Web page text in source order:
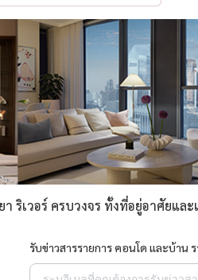
ริเวอร์ ครบวงจร ทั้งที่อยู่อาศัยแ
รับข่าวสารรายการ คอนโด และบ้าน ร